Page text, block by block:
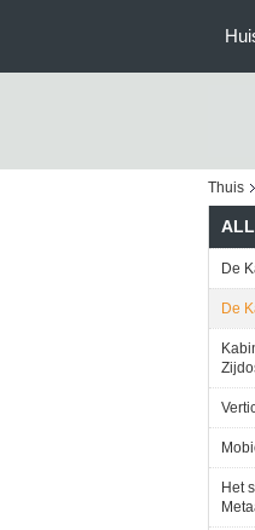
Thuis
De
De
Het